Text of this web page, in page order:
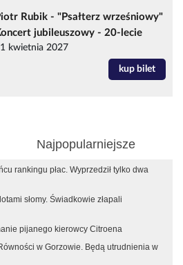
Rubik - "Psałterz wrześniowy"
jubileuszowy - 20-lecie
kwietnia 2027
kup bilet
Najpopularniejsze
rankingu płac. Wyprzedził tylko dwa
słomy. Świadkowie złapali
pijanego kierowcy Citroena
w Gorzowie. Będą utrudnienia w